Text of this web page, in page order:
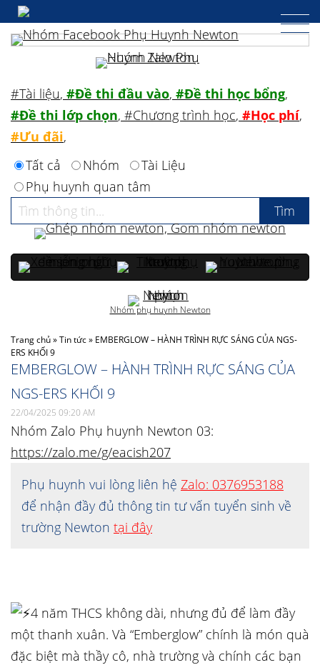
Trang chủ»Tin tức» EMBERGLOW – HÀNH TRÌNH RỰC SÁNG CỦA NGS-
ERS KHỐI 9
EMBERGLOW – HÀNH TRÌNH RỰC SÁNG CỦA
NGS-ERS KHỐI 9
22/04/2025 09:20 AM
Nhóm Zalo Phụ huynh Newton 03:
https://zalo.me/g/eacish207
Phụ huynh vui lòng liên hệ Zalo: 0376953188
để nhận đầy đủ thông tin tư vấn tuyển sinh về
trường Newton tại đây
4 năm THCS không dài, nhưng đủ để làm đầy
một thanh xuân. Và “Emberglow” chính là món quà
đặc biệt mà thầy cô, nhà trường và chính các bạn
#Tài liệu, #Đề thi đầu vào, #Đề thi học bổng,
#Đề thi lớp chọn, #Chương trình học, #Học phí,
#Ưu đãi,
Tất cả
Nhóm
Tài Liệu
Phụ huynh quan tâm
Nhóm phụ huynh Newton